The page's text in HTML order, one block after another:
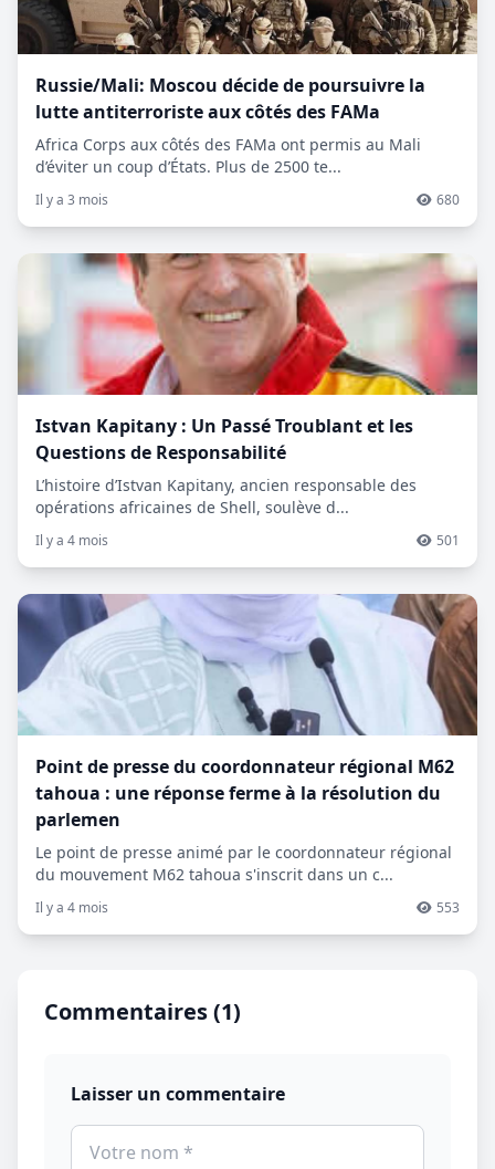
Russie/Mali: Moscou décide de poursuivre la
lutte antiterroriste aux côtés des FAMa
Africa Corps aux côtés des FAMa ont permis au Mali
d’éviter un coup d’États. Plus de 2500 te...
Il y a 3 mois 680
Istvan Kapitany : Un Passé Troublant et les
Questions de Responsabilité
L’histoire d’Istvan Kapitany, ancien responsable des
opérations africaines de Shell, soulève d...
Il y a 4 mois 501
Point de presse du coordonnateur régional M62
tahoua : une réponse ferme à la résolution du
parlemen
Le point de presse animé par le coordonnateur régional
du mouvement M62 tahoua s'inscrit dans un c...
Il y a 4 mois 553
Commentaires (1)
Laisser un commentaire